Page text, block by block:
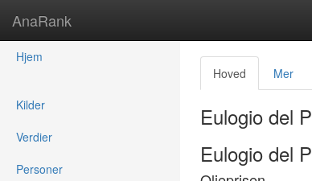
AnaRank
Hjem
Kilder
Verdier
Personer
Hoved Mer
Eulogio del
Eulogio del